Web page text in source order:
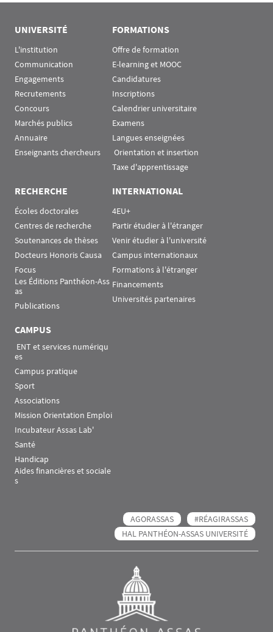
UNIVERSITÉ
L'institution
Communication
Engagements
Recrutements
Concours
Marchés publics
Annuaire
Enseignants chercheurs
FORMATIONS
Offre de formation
E-learning et MOOC
Candidatures
Inscriptions
Calendrier universitaire
Examens
Langues enseignées
Orientation et insertion
Taxe d'apprentissage
RECHERCHE
Écoles doctorales
Centres de recherche
Soutenances de thèses
Docteurs Honoris Causa
Focus
Les Éditions Panthéon-Ass
as
Publications
INTERNATIONAL
4EU+
Partir étudier à l'étranger
Venir étudier à l'université
Campus internationaux
Formations à l'étranger
Financements
Universités partenaires
CAMPUS
es
Campus pratique
Sport
Associations
Mission Orientation Emploi
Incubateur Assas Lab'
Santé
Handicap
Aides financières et sociale
s
AGORASSAS
#RÉAGIRASSAS
HAL PANTHÉON-ASSAS UNIVERSITÉ